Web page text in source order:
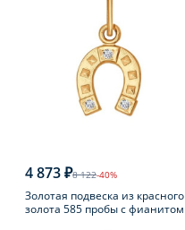
4 873 ₽8 122-40%
Золотая подвеска из красного
золота 585 пробы с фианитом